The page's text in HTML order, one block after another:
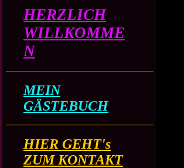
HERZLICH
WILLKOMME
N
MEIN
GÄSTEBUCH
HIER GEHT's
ZUM KONTAKT